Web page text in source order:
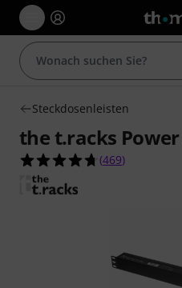
Steckdosenleisten
the t.racks
4.7 von 5
(469)